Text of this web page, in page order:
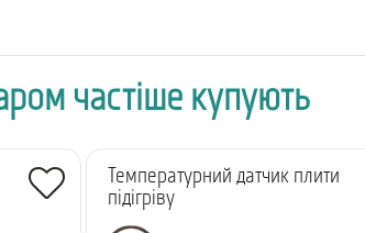
частіше купують
Температурний датчик плити
підігріву